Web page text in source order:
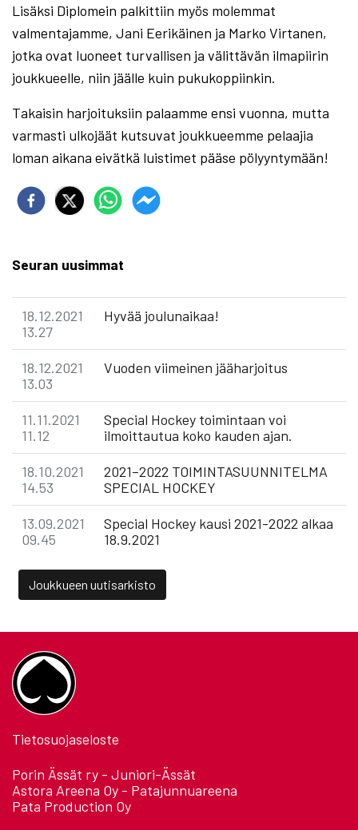
Lisäksi Diplomein palkittiin myös molemmat
valmentajamme, Jani Eerikäinen ja Marko Virtanen,
jotka ovat luoneet turvallisen ja välittävän ilmapiirin
joukkueelle, niin jäälle kuin pukukoppiinkin.
Takaisin harjoituksiin palaamme ensi vuonna, mutta
varmasti ulkojäät kutsuvat joukkueemme pelaajia
loman aikana eivätkä luistimet pääse pölyyntymään!
Seuran uusimmat
18.12.2021
13.27
Hyvää joulunaikaa!
18.12.2021
13.03
Vuoden viimeinen jääharjoitus
11.11.2021
11.12
Special Hockey toimintaan voi
ilmoittautua koko kauden ajan.
18.10.2021
14.53
2021–2022 TOIMINTASUUNNITELMA
SPECIAL HOCKEY
13.09.2021
09.45
Special Hockey kausi 2021-2022 alkaa
18.9.2021
Joukkueen uutisarkisto
Tietosuojaseloste
Porin Ässät ry - Juniori-Ässät
Astora Areena Oy - Patajunnuareena
Pata Production Oy